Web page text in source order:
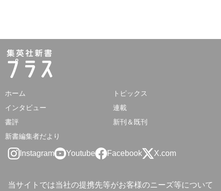
ホーム
トピックス
インタビュー
連載
書評
新刊＆既刊
新書編集者だより
Instagram Youtube Facebook X.com
当サイトでは当社の提携先等がお客様のニーズ等について